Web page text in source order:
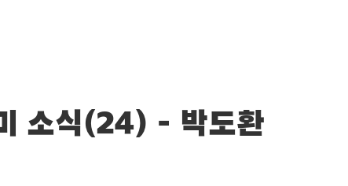
소식(24) - 박도환